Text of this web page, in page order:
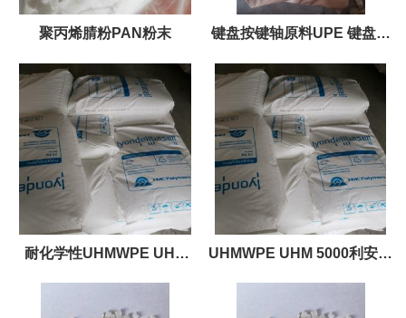
聚丙烯腈粉PAN粉末 键盘按键轴原料UPE 键盘轴
键盘帽原材料
耐化学性UHMWPE UHM UHMWPE UHM 5000利安德